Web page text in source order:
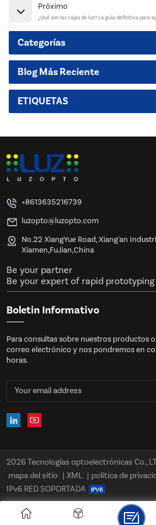
Próximo
¿Qué son las cajas de luz? La guía definitiva para
Categorías
Blog Más Reciente
ETIQUETAS
+8613635216739
luzopto@luzopto.com
No.22 XiangYue Road, Xiang'an
Xiamen,FuJian,China
Be your partner
Be your expert of rapid prototyping
Boletin Informativo
Para consultas sobre nuestros productos
correo electrónico y nos pondremos en
horas.
2026 Tecnologías optoelectrónicas Co.,
mapa del sitio | XML | política de
IPv6 RED SOPORTADA